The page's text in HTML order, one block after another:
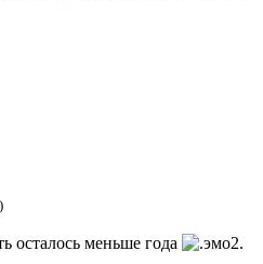
осталось меньше года